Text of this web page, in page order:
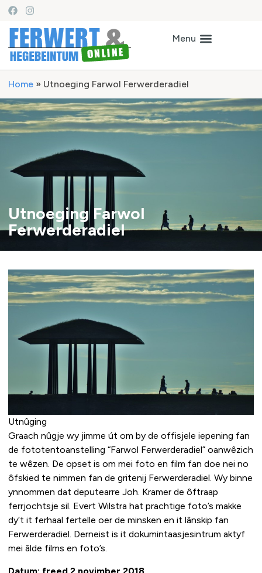
Home » Utnoeging Farwol Ferwerderadiel
Utnoeging Farwol
Ferwerderadiel
Utnûging
Graach nûgje wy jimme út om by de offisjele iepening fan
de fototentoanstelling “Farwol Ferwerderadiel” oanwêzich
te wêzen. De opset is om mei foto en film fan doe nei no
ôfskied te nimmen fan de gritenij Ferwerderadiel. Wy binne
ynnommen dat deputearre Joh. Kramer de ôftraap
ferrjochtsje sil. Evert Wilstra hat prachtige foto’s makke
dy’t it ferhaal fertelle oer de minsken en it lânskip fan
Ferwerderadiel. Derneist is it dokumintaasjesintrum aktyf
mei âlde films en foto’s.